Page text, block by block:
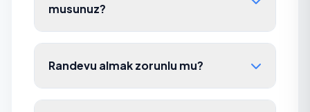
musunuz?
Randevu almak zorunlu mu?